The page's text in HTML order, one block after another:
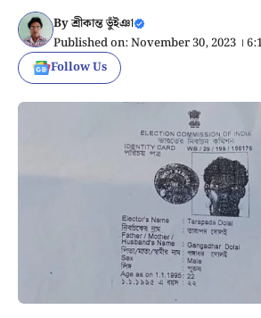
Byশ্রীকান্ত ভুঁইঞা
Published on: November 30, 2023 ।
Follow Us